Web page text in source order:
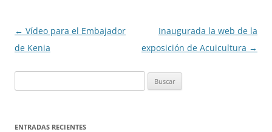
Navegación
de
← Vídeo para el Embajador
de Kenia
Inaugurada la web de la
exposición de Acuicultura →
ENTRADAS RECIENTES